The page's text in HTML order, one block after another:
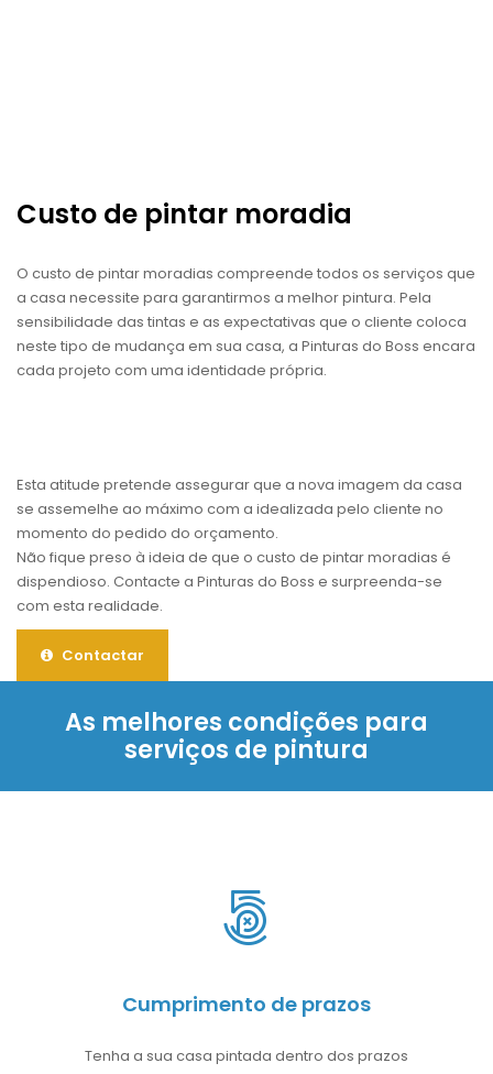
Custo de pintar moradia
O custo de pintar moradias compreende todos os serviços que
a casa necessite para garantirmos a melhor pintura. Pela
sensibilidade das tintas e as expectativas que o cliente coloca
neste tipo de mudança em sua casa, a Pinturas do Boss encara
cada projeto com uma identidade própria.
Esta atitude pretende assegurar que a nova imagem da casa
se assemelhe ao máximo com a idealizada pelo cliente no
momento do pedido do orçamento.
Não fique preso à ideia de que o custo de pintar moradias é
dispendioso. Contacte a Pinturas do Boss e surpreenda-se
com esta realidade.
Contactar
As melhores condições para
serviços de pintura
Cumprimento de prazos
Tenha a sua casa pintada dentro dos prazos